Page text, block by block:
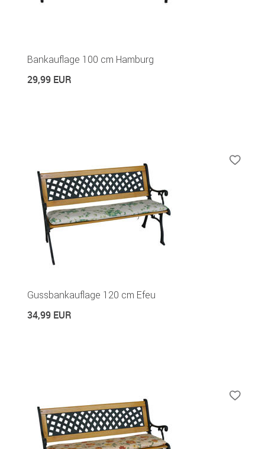
Bankauflage 100 cm Hamburg
29,99 EUR
Gussbankauflage 120 cm Efeu
34,99 EUR